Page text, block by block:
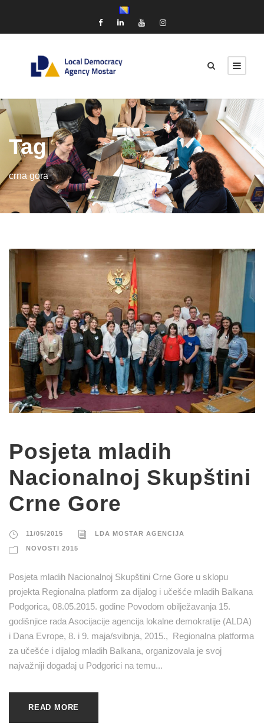
Tag
crna gora
Posjeta mladih
Nacionalnoj Skupštini
Crne Gore
11/05/2015 LDA MOSTAR AGENCIJA
NOVOSTI 2015
Posjeta mladih Nacionalnoj Skupštini Crne Gore u sklopu
projekta Regionalna platform za dijalog i učešće mladih Balkana
Podgorica, 08.05.2015. godine Povodom obilježavanja 15.
godišnjice rada Asocijacije agencija lokalne demokratije (ALDA)
i Dana Evrope, 8. i 9. maja/svibnja, 2015., Regionalna platforma
za učešće i dijalog mladih Balkana, organizovala je svoj
najvažniji događaj u Podgorici na temu...
READ MORE